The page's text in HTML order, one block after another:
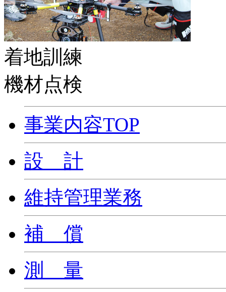
着地訓練
機材点検
事業内容TOP
設 計
維持管理業務
補 償
測 量